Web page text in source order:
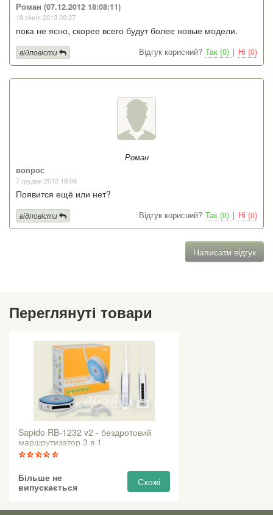
Роман (07.12.2012 18:08:11)
18 січня 2013 09:27
пока не ясно, скорее всего будут более новые модели.
Відгук корисний? Так (0) | Ні (0)
відповісти
Роман
вопрос
7 грудня 2012 18:08
Появится ещё или нет?
Відгук корисний? Так (0) | Ні (0)
відповісти
Написати відгук
Переглянуті товари
Sapido RB-1232 v2 - бездротовий
маршрутизатор 3 в 1
Більше не
випускається
Схожі